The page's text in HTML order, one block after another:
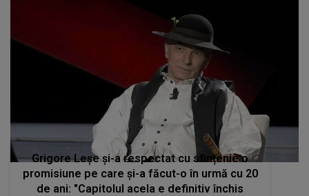
Grigore Leșe și-a respectat cu sfințenie o
promisiune pe care și-a făcut-o în urmă cu 20
de ani: "Capitolul acela e definitiv închis